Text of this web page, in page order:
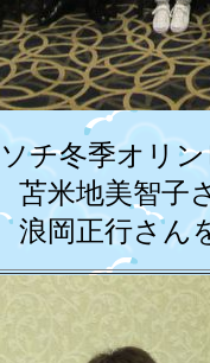
クカー
手県カ
きし